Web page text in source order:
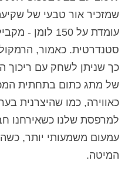
שמזכיר אור טבעי של
עומדת על 150
סטנדרטית. כאמור,
כך שניתן לשחק עם ריכוך
של מתג כתום בתחתית
כאווירה, כמו שהיצרנית
למרפסת שלנו כשאירחנו
עמעום משמעותי יותר,
המיטה.